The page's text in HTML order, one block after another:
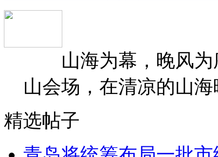
山海为幕，晚风为
山会场，在清凉的山
精选帖子